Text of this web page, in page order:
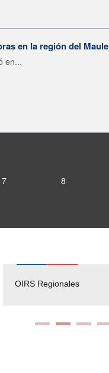
en la región del Maule
en...
7 8
OIRS Regionales